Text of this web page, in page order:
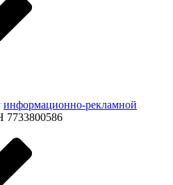
информационно-рекламной
7733800586